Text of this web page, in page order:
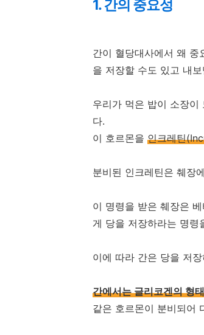
1. 간의 중요성
간이 혈당대사에서 왜 중
을 저장할 수도 있고 내
우리가 먹은 밥이 소장이
다.
이 호르몬을 인크레틴
분비된 인크레틴은 췌장
이 명령을 받은 췌장은
게 당을 저장하라는 명령
이에 따라 간은 당을 저
간에서는 글리코겐의 형
같은 호르몬이 분비되어